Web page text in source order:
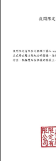
種，我們心